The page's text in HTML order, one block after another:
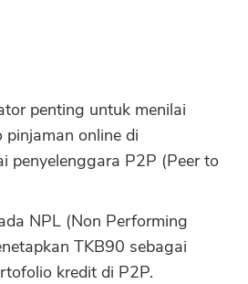
penting untuk menilai
online di
penyelenggara P2P (Peer to
NPL (Non Performing
TKB90 sebagai
kredit di P2P.